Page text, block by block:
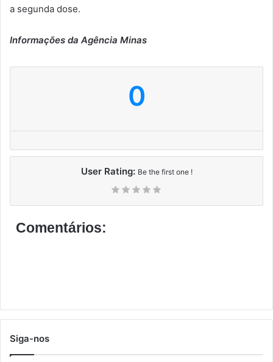
a segunda dose.
Informações da Agência Minas
0
User Rating: Be the first one !
Comentários:
Siga-nos